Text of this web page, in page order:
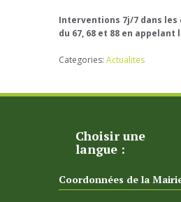
Interventions 7j/7 dans
du 67, 68 et 88 en appelant
Categories: Actualites
Choisir une
langue :
Coordonnées de la